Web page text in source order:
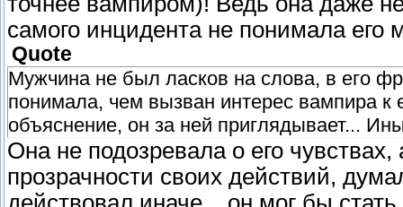
самого инцидента не понимала его
Quote
Мужчина не был ласков на слова, в его
понимала, чем вызван интерес вампира
объяснение, он за ней приглядывает...
Она не подозревала о его
прозрачности своих действий,